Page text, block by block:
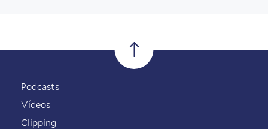
Podcasts
Vídeos
Clipping